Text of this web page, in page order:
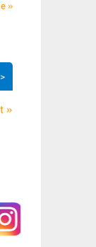
»
>
»